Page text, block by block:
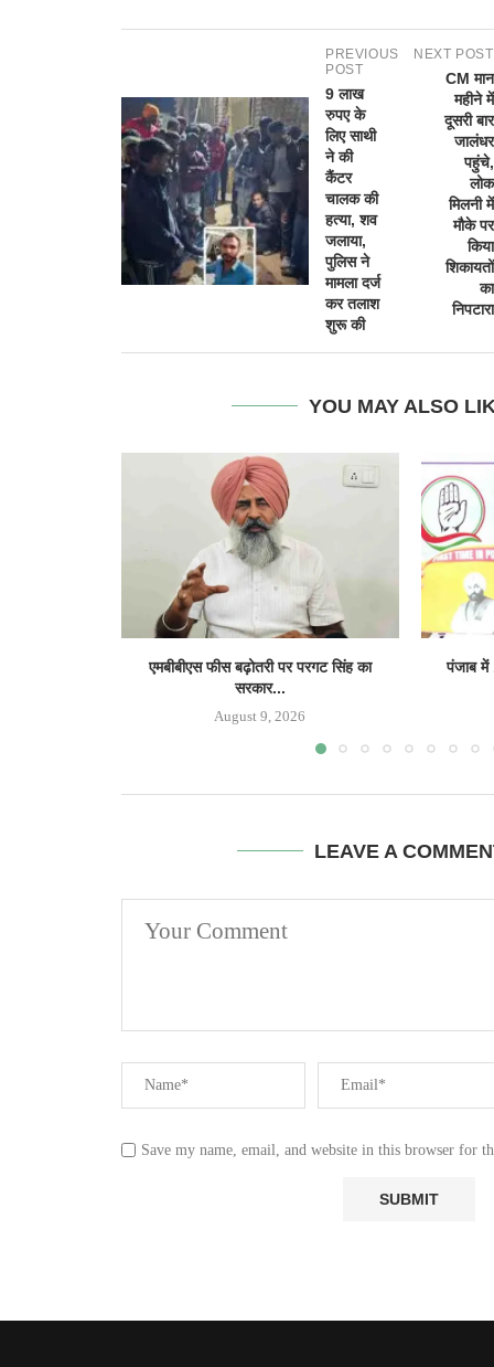
PREVIOUS
POST
9 लाख
रुपए के
लिए साथी
ने की
कैंटर
चालक की
हत्या, शव
जलाया,
पुलिस ने
मामला दर्ज
कर तलाश
शुरू की
NEXT POST
CM मान
महीने में
दूसरी बार
जालंधर
पहुंचे,
लोक
मिलनी में
मौके पर
किया
शिकायतों
का
निपटारा
YOU MAY ALSO
एमबीबीएस फीस बढ़ोतरी पर परगट सिंह का
सरकार...
August 9, 2026
पंजाब में
LEAVE A
Save my name, email, and website in this browser for